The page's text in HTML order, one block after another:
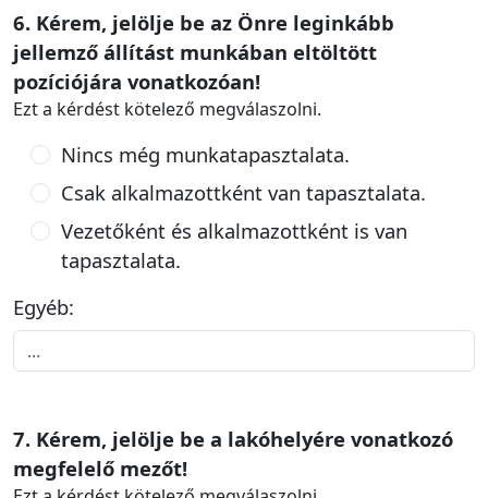
6. Kérem, jelölje be az Önre leginkább
jellemző állítást munkában eltöltött
pozíciójára vonatkozóan!
Ezt a kérdést kötelező megválaszolni.
Nincs még munkatapasztalata.
Csak alkalmazottként van tapasztalata.
Vezetőként és alkalmazottként is van
tapasztalata.
Egyéb:
7. Kérem, jelölje be a lakóhelyére vonatkozó
megfelelő mezőt!